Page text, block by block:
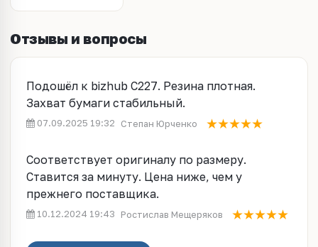
Отзывы и вопросы
Подошёл к bizhub C227. Резина плотная.
Захват бумаги стабильный.
07.09.2025 19:32 Степан Юрченко
Соответствует оригиналу по размеру.
Ставится за минуту. Цена ниже, чем у
прежнего поставщика.
10.12.2024 19:43 Ростислав Мещеряков